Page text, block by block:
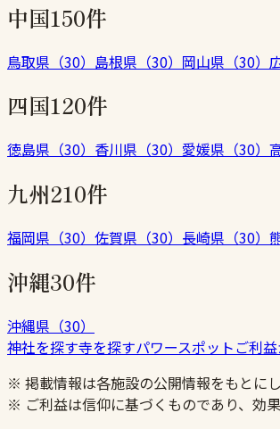
中国150件
鳥取県 （30） 島根県 （30） 岡山県 （30）
四国120件
徳島県 （30） 香川県 （30） 愛媛県 （30）
九州210件
福岡県 （30） 佐賀県 （30） 長崎県 （30）
沖縄30件
沖縄県 （30）
神社を探す寺を探すパワースポットご利
※ 掲載情報は各施設の公開情報をもとに
※ ご利益は信仰に基づくものであり、効